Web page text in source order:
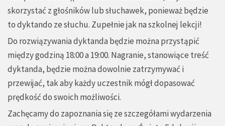
skorzystać z głośników lub słuchawek, ponieważ będzie
to dyktando ze słuchu. Zupełnie jak na szkolnej lekcji!
Do rozwiązywania dyktanda będzie można przystąpić
między godziną 18:00 a 19:00. Nagranie, stanowiące treść
dyktanda, będzie można dowolnie zatrzymywać i
przewijać, tak aby każdy uczestnik mógł dopasować
prędkość do swoich możliwości.
Zachęcamy do zapoznania się ze szczegółami wydarzenia